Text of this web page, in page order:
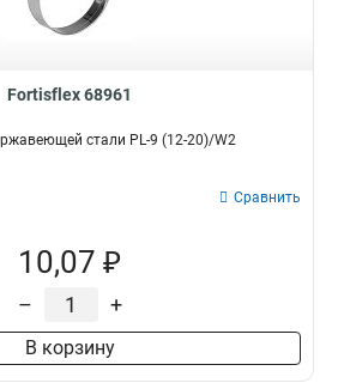
Fortisflex 68961
стали PL-9 (12-20)/W2
Сравнить
10,07 ₽
– +
В корзину